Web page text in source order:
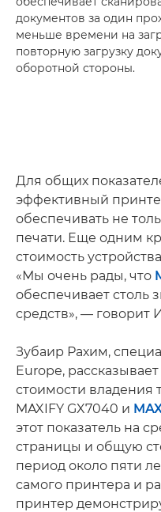
документов за один
меньше времени на
повторную загрузку
оборотной стороны.
Для общих
эффективный
обеспечивать не
печати. Еще одним
стоимость
«Мы очень рады, что
обеспечивает столь
средств», — говорит
Зубаир Рахим,
Europe,
стоимости владения
MAXIFY GX7040 и
этот показатель на
страницы и общую
период около пяти
самого принтера и
принтер